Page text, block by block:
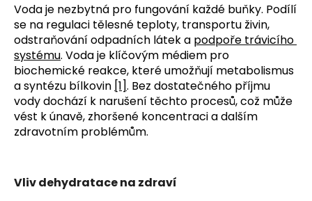
Voda je nezbytná pro fungování každé buňky. Podílí
se na regulaci tělesné teploty, transportu živin,
odstraňování odpadních látek a podpoře trávicího
systému. Voda je klíčovým médiem pro
biochemické reakce, které umožňují metabolismus
a syntézu bílkovin [1]. Bez dostatečného příjmu
vody dochází k narušení těchto procesů, což může
vést k únavě, zhoršené koncentraci a dalším
zdravotním problémům.
Vliv dehydratace na zdraví